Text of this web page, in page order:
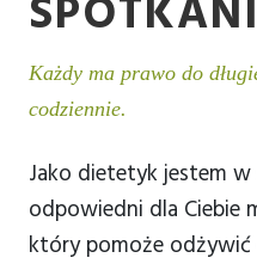
Każdy ma prawo do
codziennie.
Jako dietetyk jestem
odpowiedni dla Ciebie
który pomoże odżywić